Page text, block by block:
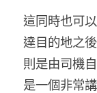
這同時也可
達目的地之
則是由司機
是一個非常